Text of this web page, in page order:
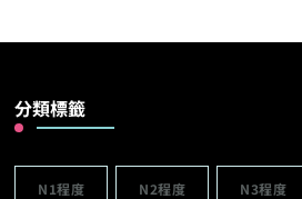
分類標籤
N1程度 N2程度 N3程度